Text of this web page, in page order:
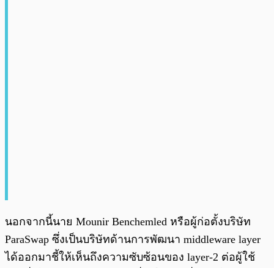
นอกจากนี้นาย Mounir Benchemled หรือผู้ก่อตั้งบริษัท
ParaSwap ซึ่งเป็นบริษัทด้านการพัฒนา middleware layer
ได้ออกมาชี้ให้เห็นถึงความซับซ้อนของ layer-2 ต่อผู้ใช้